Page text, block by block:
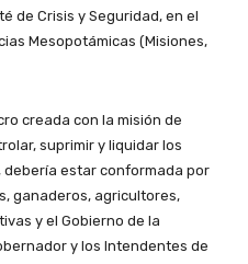
de Crisis y Seguridad, en el
Mesopotámicas (Misiones,
creada con la misión de
suprimir y liquidar los
estar conformada por
ganaderos, agricultores,
y el Gobierno de la
y los Intendentes de